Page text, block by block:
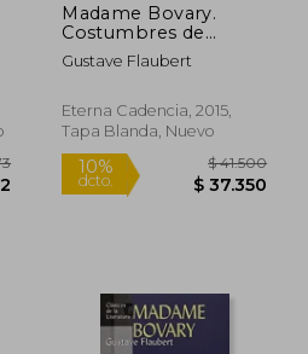
Madame Bovary.
Costumbres de
provincia
Gustave Flaubert
Eterna Cadencia, 2015,
Tapa Blanda, Nuevo
Rápido